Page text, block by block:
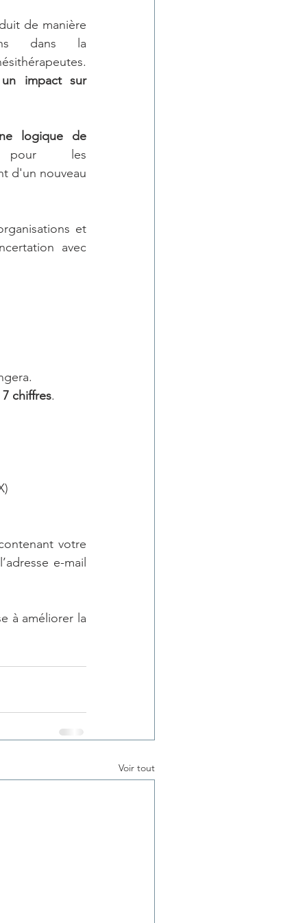
de manière
dans la
un impact sur
logique de
pour les
d'un nouveau
et
avec
chiffres.
votre
e-mail
à améliorer la
Voir tout